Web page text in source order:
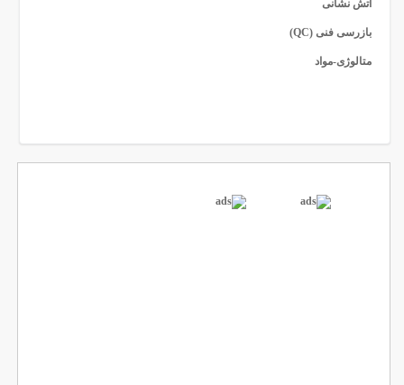
آتش نشانی
بازرسی فنی (QC)
متالوژی-مواد